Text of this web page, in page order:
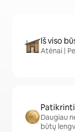
Iš viso
Atėnai |
Daugiau
būtų